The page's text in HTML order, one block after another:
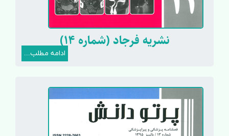
نشریه فرجاد (شماره 14)
ادامه مطلب...